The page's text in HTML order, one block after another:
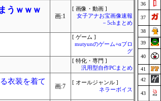
うｗｗｗ
画:1
[ 画像・動画 ]
女子アナお宝画像速報
－5chまとめ
[ ゲーム ]
mutyunのゲーム+αブロ
グ
[ 特化・専門 ]
汎用型自作PCまとめ
衣装を着て
画:7
[ オールジャンル ]
ネラーボイス
36
37
38
39
40
41
42
43